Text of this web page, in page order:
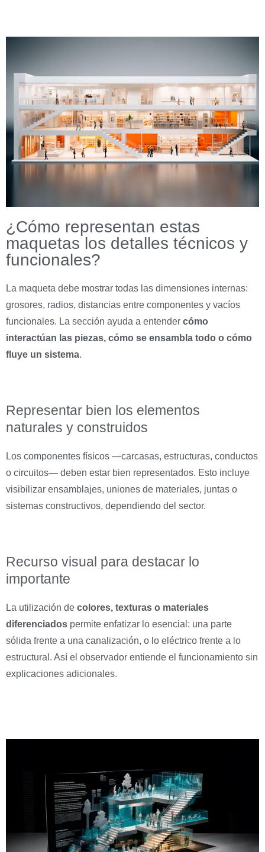
¿Cómo representan estas
maquetas los detalles técnicos y
funcionales?
La maqueta debe mostrar todas las dimensiones internas:
grosores, radios, distancias entre componentes y vacíos
funcionales. La sección ayuda a entender cómo
interactúan las piezas, cómo se ensambla todo o cómo
fluye un sistema.
Representar bien los elementos
naturales y construidos
Los componentes físicos —carcasas, estructuras, conductos
o circuitos— deben estar bien representados. Esto incluye
visibilizar ensamblajes, uniones de materiales, juntas o
sistemas constructivos, dependiendo del sector.
Recurso visual para destacar lo
importante
La utilización de colores, texturas o materiales
diferenciados permite enfatizar lo esencial: una parte
sólida frente a una canalización, o lo eléctrico frente a lo
estructural. Así el observador entiende el funcionamiento sin
explicaciones adicionales.